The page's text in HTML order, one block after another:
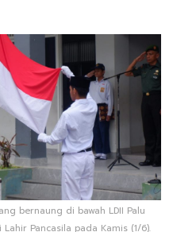
bernaung di bawah LDII Palu
Pancasila pada Kamis (1/6).